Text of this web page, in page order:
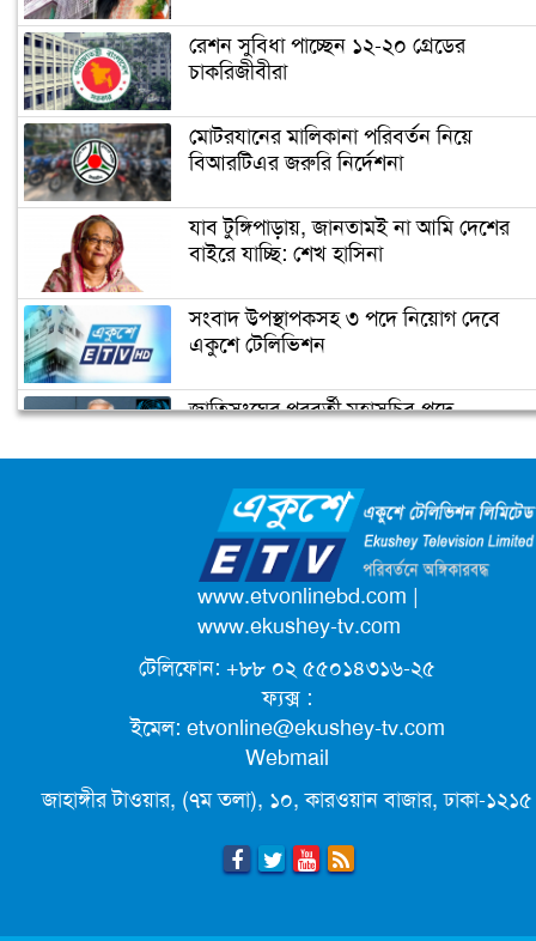
উত্তরায় ভবন থেকে ৩১টি বোমা উদ্ধার
নিশ্চিতকল্পে ডিএনসিসির অভিযান
মাদক ও মধ্যরাতে গান-বাজনার বিরুদ্ধে
জিরো টলারেন্স
ডিএসসিসির বরাদ্দবিহীন ৫২ অবৈধ
রেশন সুবিধা পাচ্ছেন ১২-২০ গ্রেডের
চাকরিজীবীরা
মোটরযানের মালিকানা পরিবর্তন নিয়ে
বিআরটিএর জরুরি নির্দেশনা
যাব টুঙ্গিপাড়ায়, জানতামই না আমি দেশের
বাইরে যাচ্ছি: শেখ হাসিনা
সংবাদ উপস্থাপকসহ ৩ পদে নিয়োগ দেবে
একুশে টেলিভিশন
জাতিসংঘের পরবর্তী মহাসচিব পদে
ক্যাম্পাস অ্যাম্বাসেডর নিয়োগ দিচ্ছে একুশে
টেলিভিশন
পদোন্নতি পেয়ে সচিব হলেন ২ কর্মকর্তা
লিগ্যাল এইডের মাধ্যমে সন্তান ফিরে পেল
সেই কিশোরী মা জুঁই
জেট ফুয়েলের দাম কমলো লিটারে ১৯ টাকা
মূল্যস্ফীতি কমে জুনে ৯ দশমিক ১৬ শতাংশ
www.etvonlinebd.com |
www.ekushey-tv.com
টেলিফোন: +৮৮ ০২ ৫৫০১৪৩১৬-২৫
ফ্যক্স :
ইমেল: etvonline@ekushey-tv.com
Webmail
জাহাঙ্গীর টাওয়ার, (৭ম তলা), ১০, কারওয়ান বাজার, ঢাকা-১২১৫